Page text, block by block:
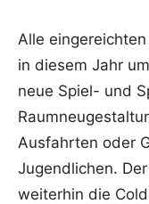
Alle
in diesem Jahr
neue Spiel- und
Ausfahrten oder
Jugendlichen.
weiterhin die